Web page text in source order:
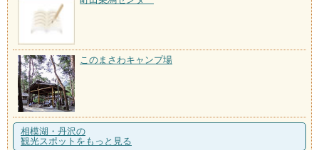
このまさわキャンプ場
相模湖・丹沢の
観光スポットをもっと見る